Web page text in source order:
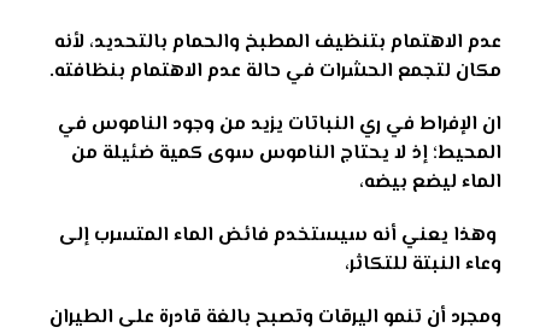
عدم الاهتمام بتنظيف المطبخ والحمام بالتحديد، لأنه
مكان لتجمع الحشرات في حالة عدم الاهتمام بنظافته.
ان الإفراط في ري النباتات يزيد من وجود الناموس في
المحيط؛ إذ لا يحتاج الناموس سوى كمية ضئيلة من
الماء ليضع بيضه،
وهذا يعني أنه سيستخدم فائض الماء المتسرب إلى
وعاء النبتة للتكاثر،
ومجرد أن تنمو اليرقات وتصبح بالغة قادرة على الطيران